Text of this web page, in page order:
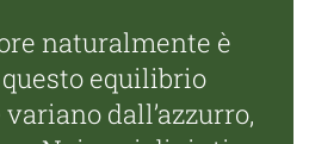
naturalmente è
equilibrio
dall’azzurro,